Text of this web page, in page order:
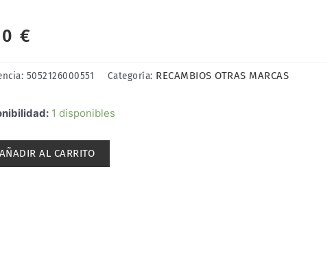
€
5052126000551 Categoría: RECAMBIOS OTRAS MARCAS
1 disponibles
AÑADIR AL CARRITO